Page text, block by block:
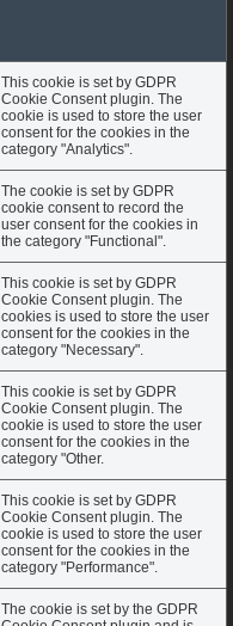
This cookie is set by GDPR
Cookie Consent plugin. The
cookie is used to store the user
consent for the cookies in the
category "Analytics".
The cookie is set by GDPR
cookie consent to record the
user consent for the cookies in
the category "Functional".
This cookie is set by GDPR
Cookie Consent plugin. The
cookies is used to store the user
consent for the cookies in the
category "Necessary".
This cookie is set by GDPR
Cookie Consent plugin. The
cookie is used to store the user
consent for the cookies in the
category "Other.
This cookie is set by GDPR
Cookie Consent plugin. The
cookie is used to store the user
consent for the cookies in the
category "Performance".
The cookie is set by the GDPR